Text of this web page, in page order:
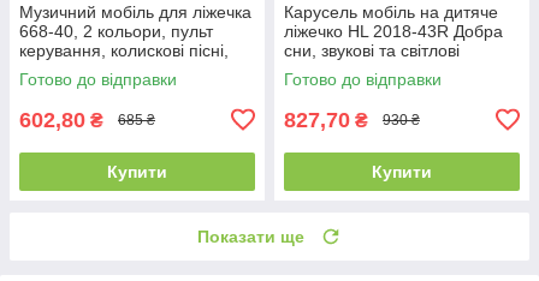
Музичний мобіль для ліжечка
668-40, 2 кольори, пульт
керування, колискові пісні,
англійською мовою
Готово до відправки
602,80 ₴ 685 ₴
Купити
Карусель мобіль на дитяче
ліжечко HL 2018-43R Добра
сни, звукові та світлові
ефекти, 5 підвісок-
брязкальців
Готово до відправки
827,70 ₴ 930 ₴
Купити
Показати ще